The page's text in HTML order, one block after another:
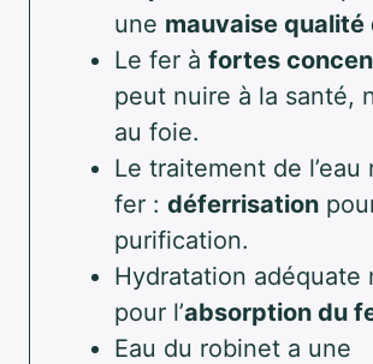
une mauvaise qualité
Le fer à fortes
peut nuire à la santé,
au foie.
Le traitement de l’eau
fer : déferrisation
purification.
Hydratation adéquate
pour l’absorption du
Eau du robinet a une